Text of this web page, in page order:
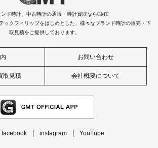
ド時計、中古時計の通販・時計買取ならGMT
ックフィリップをはじめとした、様々なブランド時計の販売・下
取見積をご提供しております。
お問い合わせ
取見積 会社概要について
facebook instagram YouTube